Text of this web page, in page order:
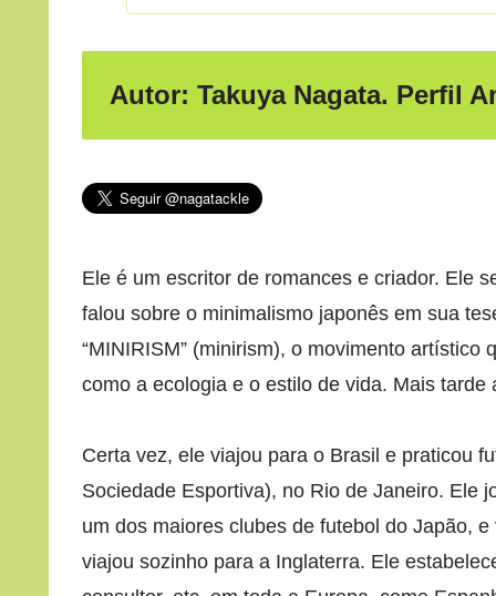
Autor: Takuya Nagata. Perfil
Ele é um escritor de romances e criador. Ele
falou sobre o minimalismo japonês em sua
“MINIRISM” (minirism), o movimento
como a ecologia e o estilo de vida. Mais tarde
Certa vez, ele viajou para o Brasil e praticou
Sociedade Esportiva), no Rio de Janeiro. Ele
um dos maiores clubes de futebol do Japão,
viajou sozinho para a Inglaterra. Ele